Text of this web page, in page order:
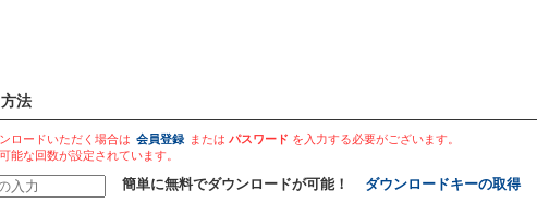
法
ロードいただく場合は 会員登録 または パスワード を入力する必要がございます。
能な回数が設定されています。
簡単に無料でダウンロードが可能！ ダウンロードキーの取得